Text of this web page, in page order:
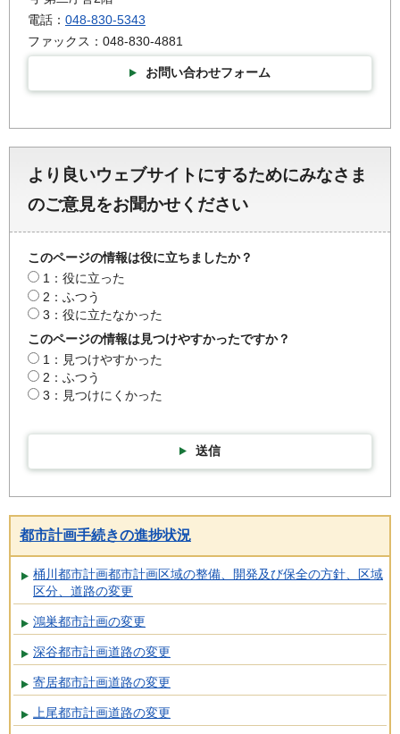
電話： 048-830-5343
ファックス：048-830-4881
お問い合わせフォーム
より良いウェブサイトにするためにみなさま
のご意見をお聞かせください
このページの情報は役に立ちましたか？
1：役に立った
2：ふつう
3：役に立たなかった
このページの情報は見つけやすかったですか？
1：見つけやすかった
2：ふつう
3：見つけにくかった
送信
都市計画手続きの進捗状況
桶川都市計画都市計画区域の整備、開発及び保全の方針、区域
区分、道路の変更
鴻巣都市計画の変更
深谷都市計画道路の変更
寄居都市計画道路の変更
上尾都市計画道路の変更